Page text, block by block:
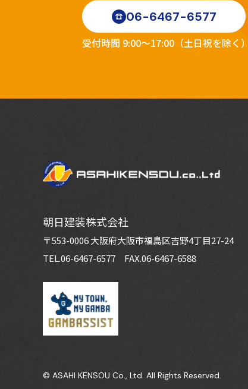
06-6467-6577
受付時間 9:00～17:00（土日祝を除く）
朝日建装株式会社
〒553-0006 大阪府大阪市福島区吉野4丁目27-24
TEL.06-6467-6577 FAX.06-6467-6588
© ASAHI KENSOU Co., Ltd. All Rights Reserved.